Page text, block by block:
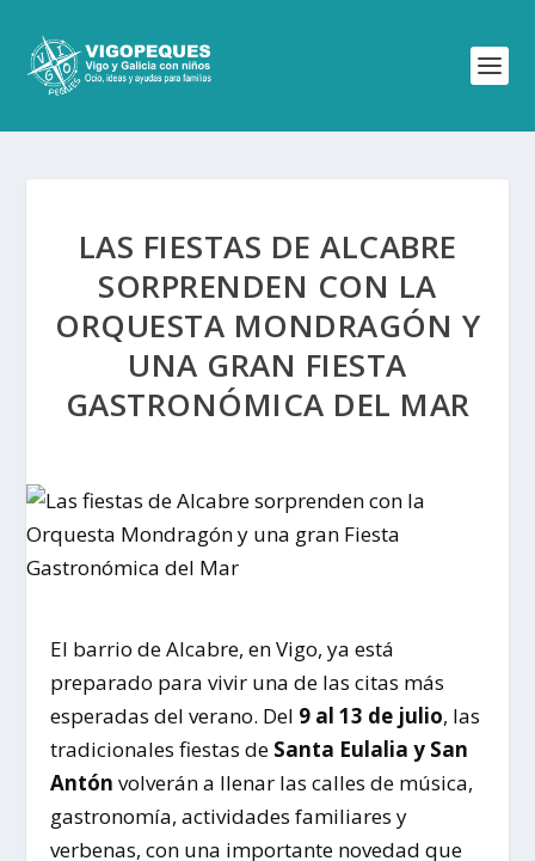
LAS FIESTAS DE ALCABRE
SORPRENDEN CON LA
ORQUESTA MONDRAGÓN Y
UNA GRAN FIESTA
GASTRONÓMICA DEL MAR
El barrio de Alcabre, en Vigo, ya está
preparado para vivir una de las citas más
esperadas del verano. Del 9 al 13 de julio, las
tradicionales fiestas de Santa Eulalia y San
Antón volverán a llenar las calles de música,
gastronomía, actividades familiares y
verbenas, con una importante novedad que